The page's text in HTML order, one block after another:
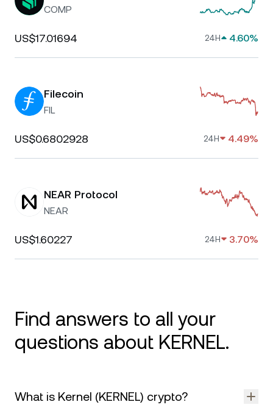
COMP
US$17.01694 24H 4.60%
Filecoin
FIL
US$0.6802928 24H 4.49%
NEAR Protocol
NEAR
US$1.60227 24H 3.70%
Find answers to all your
questions about KERNEL.
What is Kernel (KERNEL) crypto?